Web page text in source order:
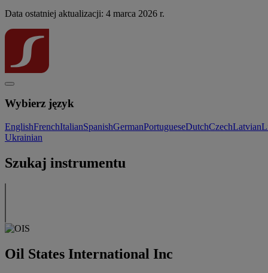
Data ostatniej aktualizacji: 4 marca 2026 r.
Wybierz język
EnglishFrenchItalianSpanishGermanPortugueseDutchCzechLatvian
Ukrainian
Szukaj instrumentu
Oil States International Inc